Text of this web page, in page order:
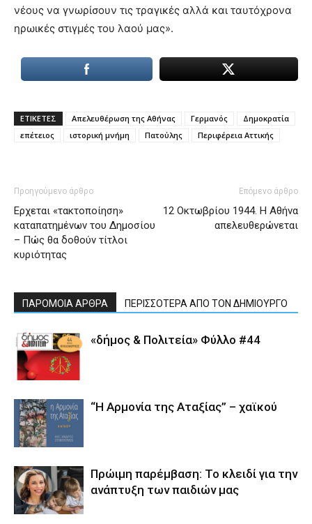
νέους να γνωρίσουν τις τραγικές αλλά και ταυτόχρονα
ηρωικές στιγμές του λαού μας».
ΕΤΙΚΕΤΕΣ Απελευθέρωση της Αθήνας Γερμανός
Δημοκρατία
επέτειος
ιστορική μνήμη Πατούλης Περιφέρεια Αττικής
Προηγούμενο άρθρο
Ερχεται «τακτοποίηση»
καταπατημένων του Δημοσίου
– Πώς θα δοθούν τίτλοι
κυριότητας
Επόμενο άρθρο
12 Οκτωβρίου 1944. Η Αθήνα
απελευθερώνεται
ΠΑΡΟΜΟΙΑ ΑΡΘΡΑ ΠΕΡΙΣΣΟΤΕΡΑ ΑΠΟ ΤΟΝ ΔΗΜΙΟΥΡΓΟ
«δήμος & Πολιτεία» Φύλλο #44
“Η Αρμονία της Αταξίας” – χαϊκού
Πρώιμη παρέμβαση: Το κλειδί για την
ανάπτυξη των παιδιών µας